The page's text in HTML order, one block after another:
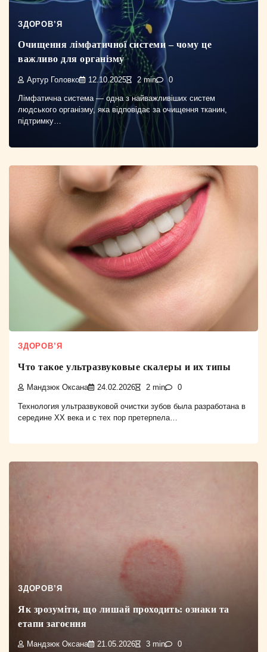
ЗДОРОВ’Я
Очищення лімфатичної системи – чому це
важливо для організму
Артур Головко 12.10.2025 2 min 0
Лімфатична система — одна з найважливіших систем
людського організму, яка відповідає за очищення тканин,
підтримку…
ЗДОРОВ’Я
Что такое ультразвуковые скалеры и их типы
Мандзюк Оксана 24.02.2026 2 min 0
Технология ультразвуковой очистки зубов была разработана в
середине XX века и с тех пор претерпела…
ЗДОРОВ’Я
Як зрозуміти, що лишай проходить: ознаки та
етапи загоєння
Мандзюк Оксана 21.05.2026 3 min 0